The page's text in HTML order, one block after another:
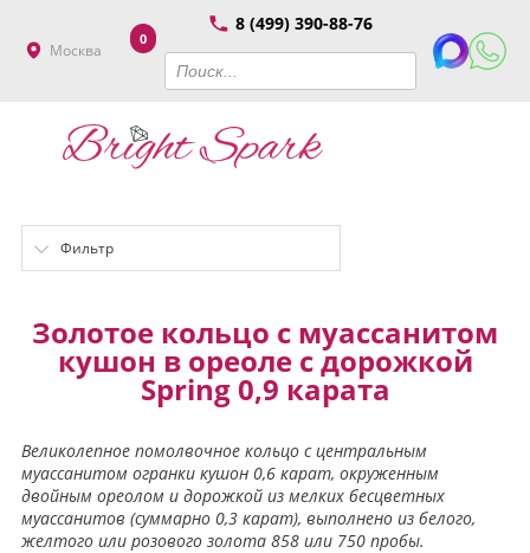
Москва
8 (499) 390-88-76
0
Фильтр
Золотое кольцо с муассанитом
кушон в ореоле с дорожкой
Spring 0,9 карата
Великолепное помолвочное кольцо с центральным
муассанитом огранки кушон 0,6 карат, окруженным
двойным ореолом и дорожкой из мелких бесцветных
муассанитов (суммарно 0,3 карат), выполнено из белого,
желтого или розового золота 858 или 750 пробы.